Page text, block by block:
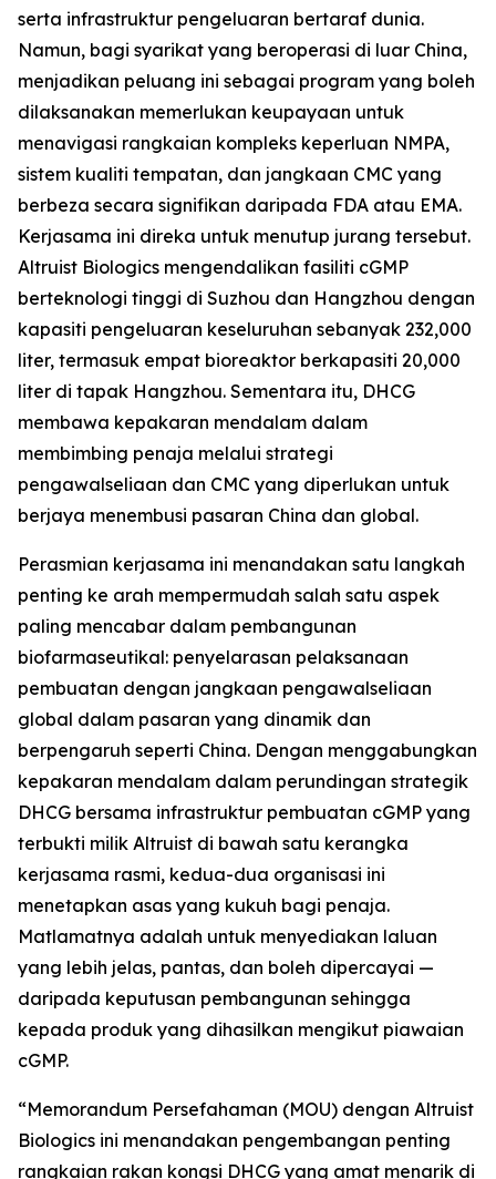
serta infrastruktur pengeluaran bertaraf dunia.
Namun, bagi syarikat yang beroperasi di luar China,
menjadikan peluang ini sebagai program yang boleh
dilaksanakan memerlukan keupayaan untuk
menavigasi rangkaian kompleks keperluan NMPA,
sistem kualiti tempatan, dan jangkaan CMC yang
berbeza secara signifikan daripada FDA atau EMA.
Kerjasama ini direka untuk menutup jurang tersebut.
Altruist Biologics mengendalikan fasiliti cGMP
berteknologi tinggi di Suzhou dan Hangzhou dengan
kapasiti pengeluaran keseluruhan sebanyak 232,000
liter, termasuk empat bioreaktor berkapasiti 20,000
liter di tapak Hangzhou. Sementara itu, DHCG
membawa kepakaran mendalam dalam
membimbing penaja melalui strategi
pengawalseliaan dan CMC yang diperlukan untuk
berjaya menembusi pasaran China dan global.
Perasmian kerjasama ini menandakan satu langkah
penting ke arah mempermudah salah satu aspek
paling mencabar dalam pembangunan
biofarmaseutikal: penyelarasan pelaksanaan
pembuatan dengan jangkaan pengawalseliaan
global dalam pasaran yang dinamik dan
berpengaruh seperti China. Dengan menggabungkan
kepakaran mendalam dalam perundingan strategik
DHCG bersama infrastruktur pembuatan cGMP yang
terbukti milik Altruist di bawah satu kerangka
kerjasama rasmi, kedua-dua organisasi ini
menetapkan asas yang kukuh bagi penaja.
Matlamatnya adalah untuk menyediakan laluan
yang lebih jelas, pantas, dan boleh dipercayai —
daripada keputusan pembangunan sehingga
kepada produk yang dihasilkan mengikut piawaian
cGMP.
“Memorandum Persefahaman (MOU) dengan Altruist
Biologics ini menandakan pengembangan penting
rangkaian rakan kongsi DHCG yang amat menarik di